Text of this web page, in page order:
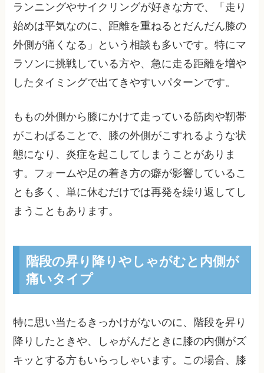
ランニングやサイクリングが好きな方で、「走り
始めは平気なのに、距離を重ねるとだんだん膝の
外側が痛くなる」という相談も多いです。特にマ
ラソンに挑戦している方や、急に走る距離を増や
したタイミングで出てきやすいパターンです。
ももの外側から膝にかけて走っている筋肉や靭帯
がこわばることで、膝の外側がこすれるような状
態になり、炎症を起こしてしまうことがありま
す。フォームや足の着き方の癖が影響しているこ
とも多く、単に休むだけでは再発を繰り返してし
まうこともあります。
階段の昇り降りやしゃがむと内側が
痛いタイプ
特に思い当たるきっかけがないのに、階段を昇り
降りしたときや、しゃがんだときに膝の内側がズ
キッとする方もいらっしゃいます。この場合、膝